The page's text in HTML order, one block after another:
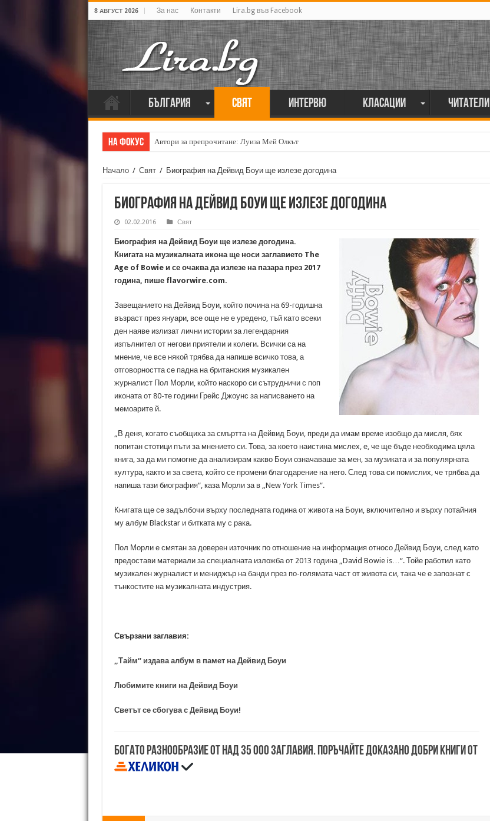
8 АВГУСТ 2026 За нас Контакти Lira.bg във Facebook
България Свят Интервю Класации Читатели
На фокус Автори за препрочитане: Луиза Мей Олкът
Начало / Свят / Биография на Дейвид Боуи ще излезе догодина
Биография на Дейвид Боуи ще излезе догодина
02.02.2016 Свят
Биография на Дейвид Боуи ще излезе догодина.
Книгата на музикалната икона ще носи заглавието The
Age of Bowie и се очаква да излезе на пазара през 2017
година, пише flavorwire.com.
Завещанието на Дейвид Боуи, който почина на 69-годишна
възраст през януари, все още не е уредено, тъй като всеки
ден наяве излизат лични истории за легендарния
изпълнител от негови приятели и колеги. Всички са на
мнение, че все някой трябва да напише всичко това, а
отговорността се падна на британския музикален
журналист Пол Морли, който наскоро си сътрудничи с поп
иконата от 80-те години Грейс Джоунс за написването на
мемоарите й.
„В деня, когато съобщиха за смъртта на Дейвид Боуи, преди да имам време изобщо да мисля, бях
попитан стотици пъти за мнението си. Това, за което наистина мислех, е, че ще бъде необходима цяла
книга, за да ми помогне да анализирам какво Боуи означаваше за мен, за музиката и за популярната
култура, както и за света, който се промени благодарение на него. След това си помислих, че трябва да
напиша тази биография“, каза Морли за в „New York Times“.
Книгата ще се задълбочи върху последната година от живота на Боуи, включително и върху потайния
му албум Blackstar и битката му с рака.
Пол Морли е смятан за доверен източник по отношение на информация относо Дейвид Боуи, след като
предостави материали за специалната изложба от 2013 година „David Bowie is…“. Тойе работил като
музикален журналист и мениджър на банди през по-голямата част от живота си, така че е запознат с
тънкостите на музикалната индустрия.
Свързани заглавия:
„Тайм“ издава албум в памет на Дейвид Боуи
Любимите книги на Дейвид Боуи
Светът се сбогува с Дейвид Боуи!
Богато разнообразие от над 35 000 заглавия. Поръчайте доказано добри книги от